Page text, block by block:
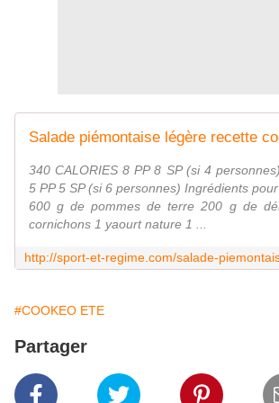
340 CALORIES 8 PP 8 SP (si 4
5 PP 5 SP (si 6 personnes) Ingrédients
600 g de pommes de terre 200 g de
cornichons 1 yaourt nature 1 ...
#COOKEO ETE
Partager